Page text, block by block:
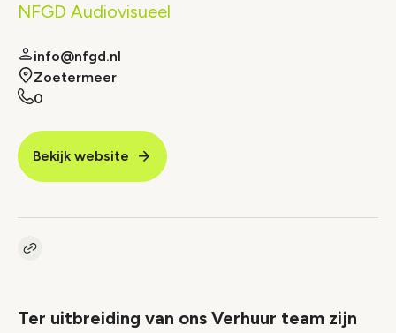
NFGD Audiovisueel
info@nfgd.nl
Zoetermeer
0
Bekijk website
Kopieer link naar vacature
Ter uitbreiding van ons Verhuur team zijn